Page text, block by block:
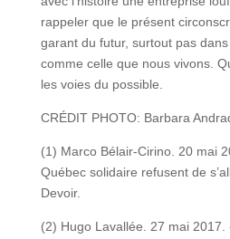
rappeler que le présent
garant du futur, surtout pas
comme celle que nous vivons.
les voies du possible.
CRÉDIT PHOTO: Barbara
(1) Marco Bélair-Cirino. 20 mai
Québec solidaire refusent de
Devoir.
(2) Hugo Lavallée. 27 mai 2017.